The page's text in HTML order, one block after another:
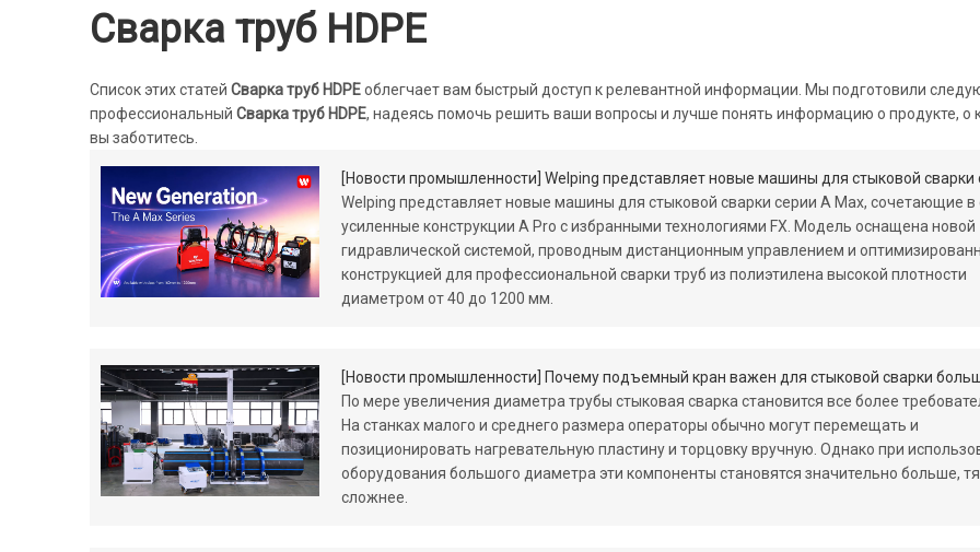
Сварка труб HDPE
Список этих статей Сварка труб HDPEоблегчает вам быстрый доступ к релевантной информации. Мы подготовили
профессиональный Сварка труб HDPE, надеясь помочь решить ваши вопросы и лучше понять информацию о продукте, о
вы заботитесь.
[Новости промышленности Welping представляет новые машины для стыковой сварки серии
Welping представляет новые машины для стыковой сварки серии A Max, сочетающие в
усиленные конструкции A Pro с избранными технологиями FX. Модель оснащена новой
гидравлической системой, проводным дистанционным управлением и
конструкцией для профессиональной сварки труб из полиэтилена высокой плотности
диаметром от 40 до 1200 мм.
[Новости промышленности
Почему подъемный кран важен для стыковой сварки большого
По мере увеличения диаметра трубы стыковая сварка становится все более
На станках малого и среднего размера операторы обычно могут перемещать и
позиционировать нагревательную пластину и торцовку вручную. Однако при
оборудования большого диаметра эти компоненты становятся значительно больше,
сложнее.